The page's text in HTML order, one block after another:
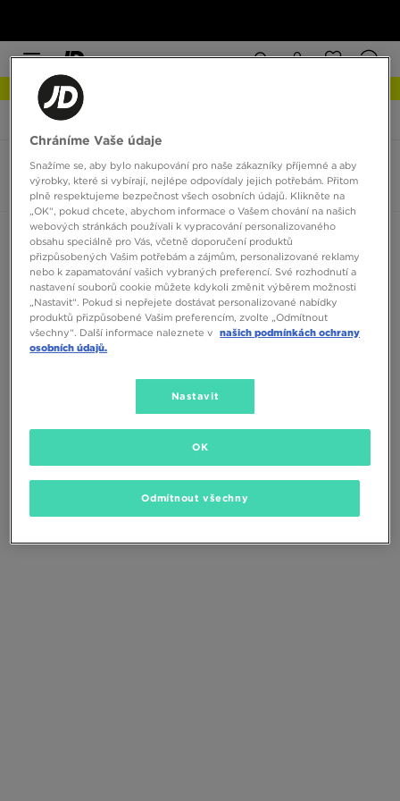
JD Sports adidas Adimatic
adidas Adimatic
0 produktů
Seřadit:Doporučené Filtrovat
Žádné produkty k zobrazení
Změňte kritéria vyhledávání nebo
odstraňte vybrané filtry
Chráníme Vaše údaje
Snažíme se, aby bylo nakupování pro naše zákazníky příjemné a aby
výrobky, které si vybírají, nejlépe odpovídaly jejich potřebám. Přitom
plně respektujeme bezpečnost všech osobních údajů. Klikněte na
„OK“, pokud chcete, abychom informace o Vašem chování na našich
webových stránkách používali k vypracování personalizovaného
obsahu speciálně pro Vás, včetně doporučení produktů
přizpůsobených Vašim potřebám a zájmům, personalizované reklamy
nebo k zapamatování vašich vybraných preferencí. Své rozhodnutí a
nastavení souborů cookie můžete kdykoli změnit výběrem možnosti
„Nastavit“. Pokud si nepřejete dostávat personalizované nabídky
produktů přizpůsobené Vašim preferencím, zvolte „Odmítnout
všechny“. Další informace naleznete v našich podmínkách ochrany
osobních údajů.
Nastavit
Odmítnout všechny
OK